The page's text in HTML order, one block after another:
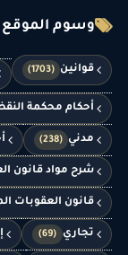
وسوم الموقع
قوانين (1703)
أحكام محكمة
مدني (238)
شرح مواد قانون
قانون العقوبات
تجاري (69)